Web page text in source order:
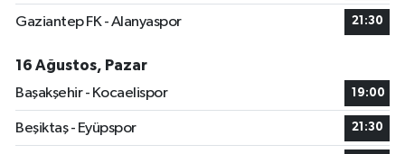
Gaziantep FK - Alanyaspor 21:30
16 Ağustos, Pazar
Başakşehir - Kocaelispor
19:00
Beşiktaş - Eyüpspor 21:30